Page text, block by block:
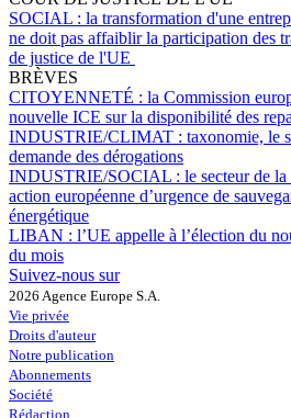
SOCIAL : la transformation d'une
ne doit pas affaiblir la participation des
de justice de l'UE
BRÈVES
CITOYENNETÉ : la Commission
nouvelle ICE sur la disponibilité des
INDUSTRIE/CLIMAT : taxonomie, le
demande des dérogations
INDUSTRIE/SOCIAL : le secteur de
action européenne d’urgence de
énergétique
LIBAN : l’UE appelle à l’élection du
du mois
Suivez-nous sur
2026 Agence Europe S.A.
Vie privée
Droits d'auteur
Notre publication
Abonnements
Société
Rédaction